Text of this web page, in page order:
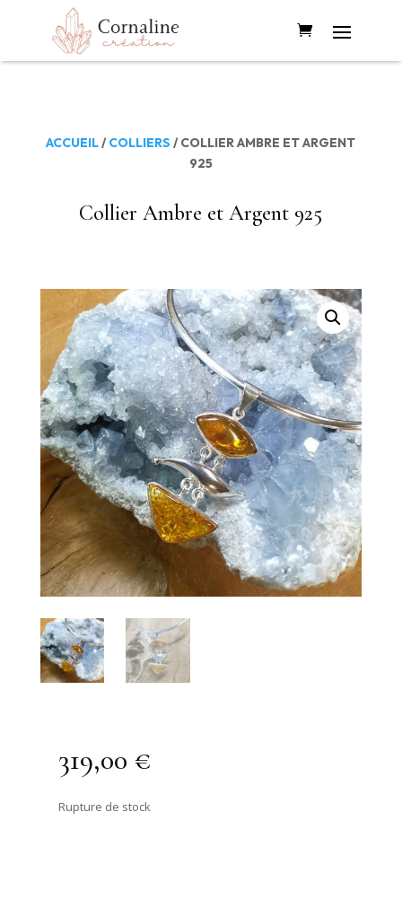
ACCUEIL/ COLLIERS / COLLIER AMBRE ET ARGENT
925
Collier Ambre et Argent 925
319,00 €
Rupture de stock